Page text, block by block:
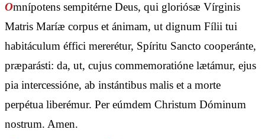
Omnípotens sempitérne Deus, qui gloriósæ Vírginis
Matris Maríæ corpus et ánimam, ut dignum Fílii tui
habitáculum éffici mererétur, Spíritu Sancto cooperánte,
præparásti: da, ut, cujus commemoratióne lætámur, ejus
pia intercessióne, ab instántibus malis et a morte
perpétua liberémur. Per eúmdem Christum Dóminum
nostrum. Amen.